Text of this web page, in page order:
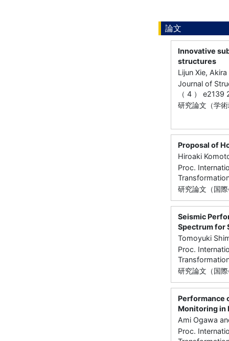
論文
Innovative
structures
Lijun Xie,
Journal of
（ 4 ）
研究論文（学
Proposal of
Hiroaki
Proc.
研究論文（国
Seismic
Spectrum for
Tomoyuki
Proc.
研究論文（国
Performance
Monitoring in
Ami Ogawa
Proc.